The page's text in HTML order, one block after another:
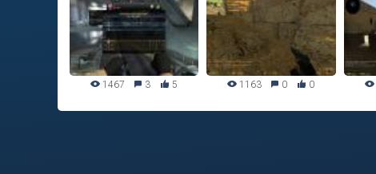
1467 3 5 1163 0 0